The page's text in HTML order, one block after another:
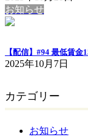
お知らせ
【配信】#94 最低賃
2025年10月7日
カテゴリー
お知らせ